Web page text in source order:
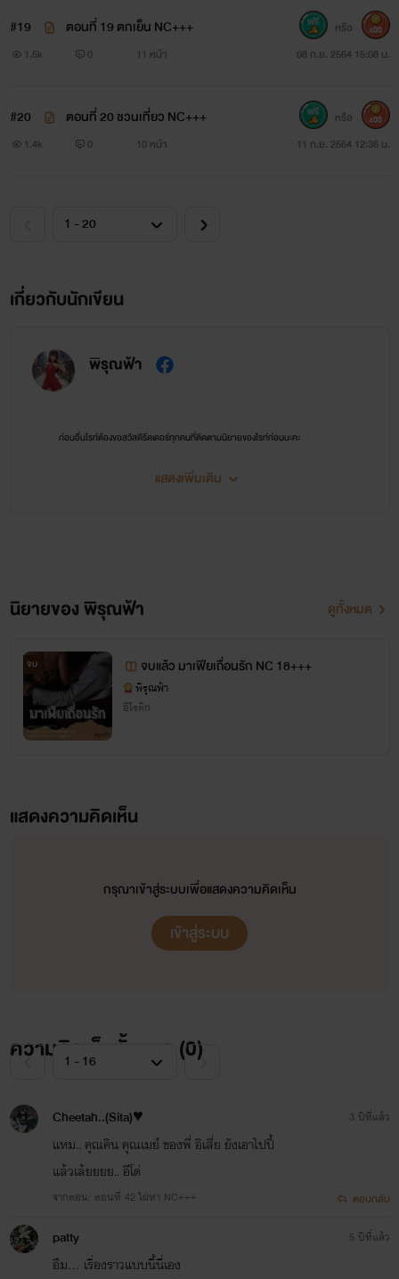
#19 ตอนที่ 19 ตกเย็น NC+++
1.5k 0 11 หน้า 08 ก.ย. 2564 15:08 น.
หรือ 400
#20 ตอนที่ 20 ชวนเที่ยว NC+++
1.4k 0 10 หน้า 11 ก.ย. 2564 12:36 น.
หรือ 400
เกี่ยวกับนักเขียน
พิรุณฟ้า
ก่อนอื่นไรท์ต้องขอสวัสดีรีดเดอร์ทุกคนที่ติดตามนิยายของไรท์ก่อนนะคะ
วันนี้นะคะไรท์ก็จะมาเเนะนำเพจของไรท์เองนะคะ
ใครที่อยากทักทาย อยากคุยกับไรท์ อยากด่าไรท์ อยากบ่นให้ไรท์ฟัง อยากปรึกษาเรื่อง
ปล.เพจนี้ไรท์มีทุกอย่างนะคะสากกระเบือยันเรือรบอย่าลืมมากดติดตามเพจไรท์ด้วยนะคะ :
แสดงเพิ่มเติม
นิยายของ พิรุณฟ้า ดูทั้งหมด
จบ จบแล้ว มาเฟียเถื่อนรัก NC 18+++
พิรุณฟ้า
อีโรติก
แสดงความคิดเห็น
กรุณาเข้าสู่ระบบเพื่อแสดงความคิดเห็น
เข้าสู่ระบบ
ความคิดเห็นทั้งหมด (0)
Cheetah..(Sita)♥
แหม.. คุณคิน คุณเมย์ ของพี่ อิเสี่ย ยังเอาไปปี้
แล้วเล้ยยยย.. อีโด่
จากตอน: ตอนที่ 42 ใฝ่หา NC+++
3 ปีที่แล้ว
ตอบกลับ
patty
อืม... เรื่องราวแบบนี้นี่เอง
5 ปีที่แล้ว